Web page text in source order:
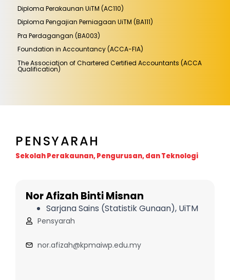
Diploma Perakaunan UiTM (AC110)
Diploma Pengajian Perniagaan UiTM (BA111)
Pra Perdagangan (BA003)
Foundation in Accountancy (ACCA-FIA)
The Association of Chartered Certified Accountants (ACCA
Qualification)
PENSYARAH
Sekolah Perakaunan, Pengurusan, dan Teknologi
Nor Afizah Binti Misnan
Sarjana Sains (Statistik Gunaan), UiTM
Pensyarah
nor.afizah@kpmaiwp.edu.my